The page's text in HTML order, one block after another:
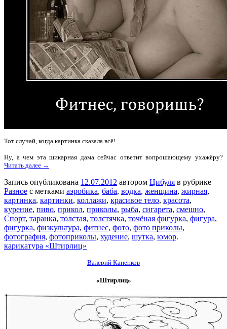
Тот случай, когда картинка сказала всё!
Ну, а чем эта шикарная дама сейчас ответит вопрошающему ухажёру?
Читать далее →
Запись опубликована 12.07.2012 автором Цибуля в рубрике
Разное с метками аэробика, баба, водка, женщина, жирная,
картинка, картинки, коллажи, красивое тело, красота,
курение, пиво, прикол, приколы, рыба, сигарета, смешно,
Спорт, таранка, толстая, толстячка, точёная фигурка, фигура,
фигурка, физкультура, фитнес, фото, фото приколы,
фотография, фотоприколы, худение, шутка, юмор.
карикатура «Штирлиц»
Валерий Каненков
«Штирлиц»